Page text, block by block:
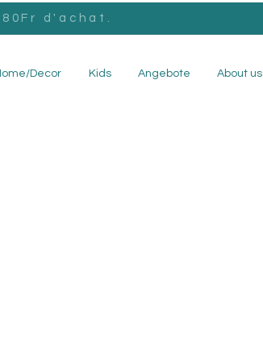
d'achat.
Decor Kids Angebote About us